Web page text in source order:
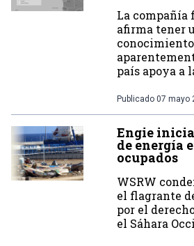
La compañía
afirma tener
país apoya a
Publicado 07 mayo
Engie
de energía
ocupados
WSRW
el flagrante
por el
el Sáhara